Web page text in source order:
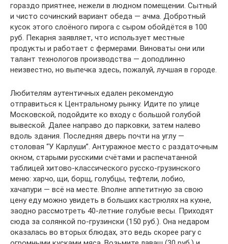
гораздо приятнее, нежели в людном помещении. Сытный
и чисто сочинский вариант обеда — ачма. Добротный
кусок этого слоёного пирога с сыром обойдётся в 100
руб. Пекарня заявляет, что использует местные
продукты и работает с фермерами. Виноваты они или
талант технологов производства — доподлинно
неизвестно, но выпечка здесь, пожалуй, лучшая в городе.
Любителям аутентичных едален рекомендую
отправиться к Центральному рынку. Идите по улице
Московской, подойдите ко входу с большой голубой
вывеской. Далее направо до парковки, затем налево
вдоль здания. Последняя дверь почти на углу —
столовая “У Карлуши”. Антуражное место с раздаточным
окном, старыми русскими счётами и распечатанной
таблицей хитово-классического русско-грузинского
меню: харчо, щи, борщ, голубцы, тефтели, лобио,
хачапури — всё на месте. Вполне аппетитную за свою
цену еду можно увидеть в больших кастрюлях на кухне,
заодно рассмотреть 40-летние голубые весы. Приходят
сюда за солянкой по-грузински (150 руб.). Она недаром
оказалась во вторых блюдах, это ведь скорее рагу с